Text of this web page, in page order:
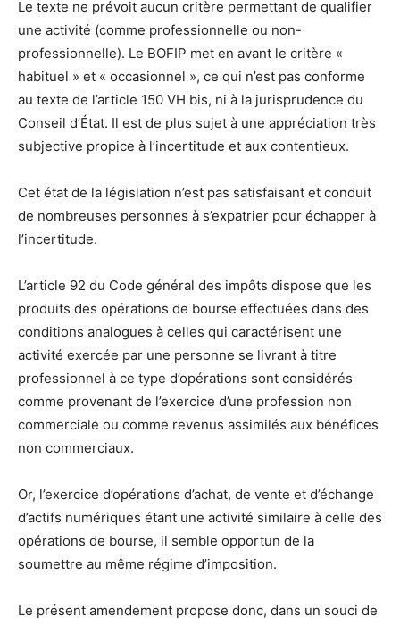
Le texte ne prévoit aucun critère permettant de qualifier
une activité (comme professionnelle ou non-
professionnelle). Le BOFIP met en avant le critère «
habituel » et « occasionnel », ce qui n’est pas conforme
au texte de l’article 150 VH bis, ni à la jurisprudence du
Conseil d’État. Il est de plus sujet à une appréciation très
subjective propice à l’incertitude et aux contentieux.
Cet état de la législation n’est pas satisfaisant et conduit
de nombreuses personnes à s’expatrier pour échapper à
l’incertitude.
L’article 92 du Code général des impôts dispose que les
produits des opérations de bourse effectuées dans des
conditions analogues à celles qui caractérisent une
activité exercée par une personne se livrant à titre
professionnel à ce type d’opérations sont considérés
comme provenant de l’exercice d’une profession non
commerciale ou comme revenus assimilés aux bénéfices
non commerciaux.
Or, l’exercice d’opérations d’achat, de vente et d’échange
d’actifs numériques étant une activité similaire à celle des
opérations de bourse, il semble opportun de la
soumettre au même régime d’imposition.
Le présent amendement propose donc, dans un souci de